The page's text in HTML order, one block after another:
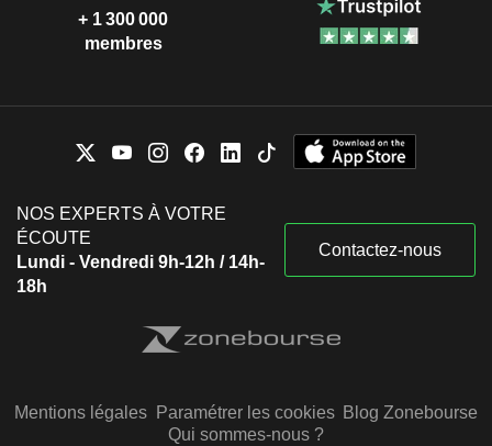
+ 1 300 000
membres
NOS EXPERTS À VOTRE
ÉCOUTE
Lundi - Vendredi 9h-12h / 14h-
18h
Contactez-nous
Mentions légales Paramétrer les cookies Blog Zonebourse
Qui sommes-nous ?